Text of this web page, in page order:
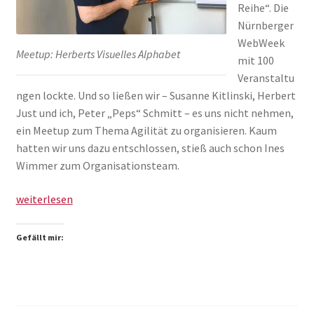
Meetup: Herberts Visuelles Alphabet
Reihe“. Die
Nürnberger
WebWeek
mit 100
Veranstaltu
ngen lockte. Und so ließen wir – Susanne Kitlinski, Herbert
Just und ich, Peter „Peps“ Schmitt – es uns nicht nehmen,
ein Meetup zum Thema Agilität zu organisieren. Kaum
hatten wir uns dazu entschlossen, stieß auch schon Ines
Wimmer zum Organisationsteam.
Vizthink
#5:
weiterlesen
Gefällt mir: